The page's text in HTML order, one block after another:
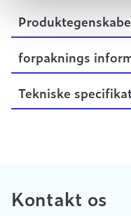
forpaknings
Tekniske
Kontakt os